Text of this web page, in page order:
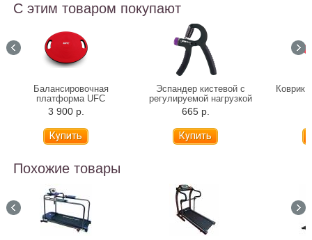
С этим товаром покупают
Балансировочная
платформа UFC
3 900 р.
Эспандер кистевой с
регулируемой нагрузкой
665 р.
Коврик
Похожие товары